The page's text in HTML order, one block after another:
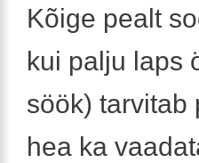
Kõige pealt
kui palju laps
söök) tarvitab
hea ka